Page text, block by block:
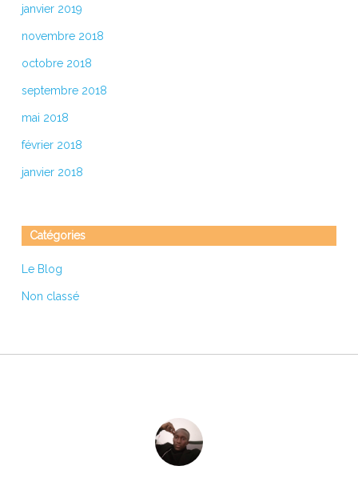
janvier 2019
novembre 2018
octobre 2018
septembre 2018
mai 2018
février 2018
janvier 2018
Catégories
Le Blog
Non classé